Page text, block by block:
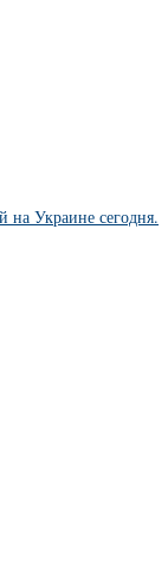
на Украине сегодня.